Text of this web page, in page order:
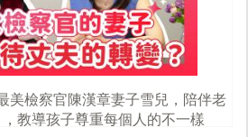
美檢察官陳漢章妻子雪兒，陪伴老
教導孩子尊重每個人的不一樣